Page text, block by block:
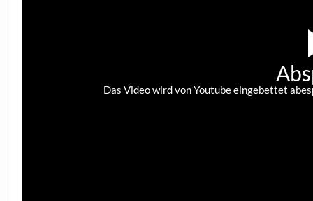
Das Video wird von Youtube eingebettet